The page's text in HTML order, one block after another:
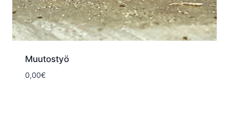
Muutostyö
0,00€